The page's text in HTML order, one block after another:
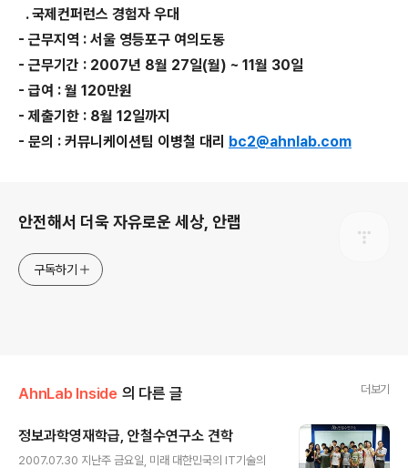
. 국제컨퍼런스 경험자 우대
- 근무지역 : 서울 영등포구 여의도동
- 근무기간 : 2007년 8월 27일(월) ~ 11월 30일
- 급여 : 월 120만원
- 제출기한 : 8월 12일까지
- 문의 : 커뮤니케이션팀 이병철 대리 bc2@ahnlab.com
안전해서 더욱 자유로운 세상, 안랩
구독하기
AhnLab Inside 의 다른 글 더보기
정보과학영재학급, 안철수연구소 견학
2007.07.30 지난주 금요일, 미래 대한민국의 IT기술의